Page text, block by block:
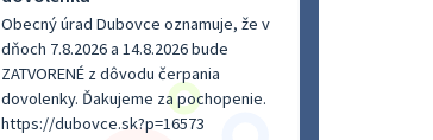
Obecný úrad Dubovce oznamuje, že v
dňoch 7.8.2026 a 14.8.2026 bude
ZATVORENÉ z dôvodu čerpania
dovolenky. Ďakujeme za pochopenie.
https://dubovce.sk?p=16573